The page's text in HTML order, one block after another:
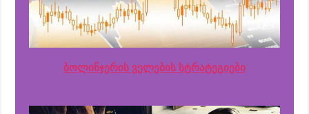
ბოლინჯერის ველების სტრატეგიები